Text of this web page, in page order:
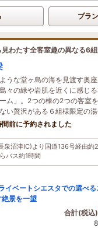
プラ
わたす全客室趣の異なる6
うな堂ヶ島の海を見渡す奥
々の緑や岩肌を近くに感じ
ム」。2つの棟の2つの客室
い贅沢がある６組様限定の湯
間前に予約されました
泉沼津IC)より国道136号経由約
バス約1時間
イベートシエスタでの選べ
景を一望
合計(税込)